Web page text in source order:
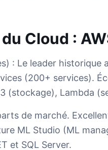
Cloud :
: Le leader
(200+ services).
(stockage), Lambda
de marché.
ML Studio (ML
et SQL Server.